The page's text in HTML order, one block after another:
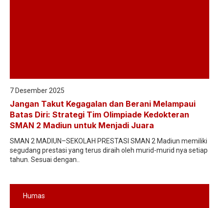
7 Desember 2025
Jangan Takut Kegagalan dan Berani Melampaui
Batas Diri: Strategi Tim Olimpiade Kedokteran
SMAN 2 Madiun untuk Menjadi Juara
SMAN 2 MADIUN–SEKOLAH PRESTASI SMAN 2 Madiun memiliki
segudang prestasi yang terus diraih oleh murid-murid nya setiap
tahun. Sesuai dengan..
Humas